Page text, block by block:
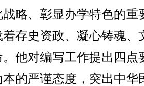
略、彰显办学特色的重
存史资政、凝心铸魂、
他对编写工作提出四点
的严谨态度，突出中华